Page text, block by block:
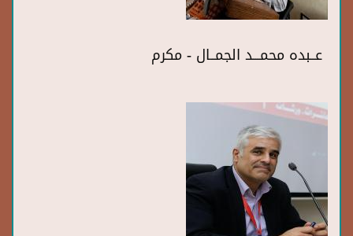
عــبده محمـــد الجمــال - مكرم